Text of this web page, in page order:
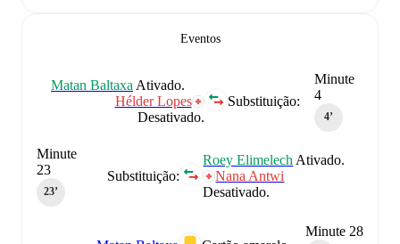
Eventos
Minute
4
4‎’‎
Substituição:
Matan Baltaxa Ativado.
Hélder Lopes
Desativado.
Substituição:
Roey Elimelech Ativado.
Nana Antwi
Desativado.
Minute
23
23‎’‎
Minute 28